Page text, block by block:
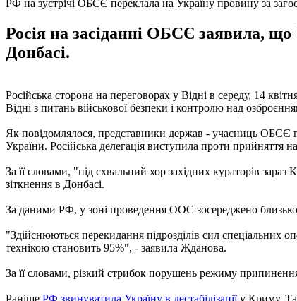
РФ на зустрічі ОБСЄ переклала на Україну провину за
Росія на засіданні ОБСЄ заявила,
Донбасі.
Російська сторона на переговорах у Відні в середу, 14
Відні з питань військової безпеки і контролю над
Як повідомлялося, представники держав - учасниць ОБСЄ
України. Російська делегація виступила проти прийняття
За її словами, "під схвальний хор західних кураторів
зіткнення в Донбасі.
За даними РФ, у зоні проведення ООС зосереджено близько
"Здійснюються перекидання підрозділів сил спеціальних
технікою становить 95%", - заявила Жданова.
За її словами, різкий стрибок порушень режиму
Раніше РФ звинуватила Україну в дестабілізаціїу Криму.